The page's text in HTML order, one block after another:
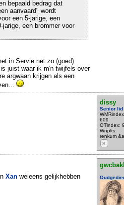
bepaald bedrag dat
aanvaard" wordt
een 5-jarige, een
jarige, een brommer voor
in Servië net zo (goed)
juist waar ik m'n twijfels over
argwaan krijgen als een
dissy
Senior lid
609
OTindex:
Wnplts:
renkum
S
Xan weleens gelijkhebben